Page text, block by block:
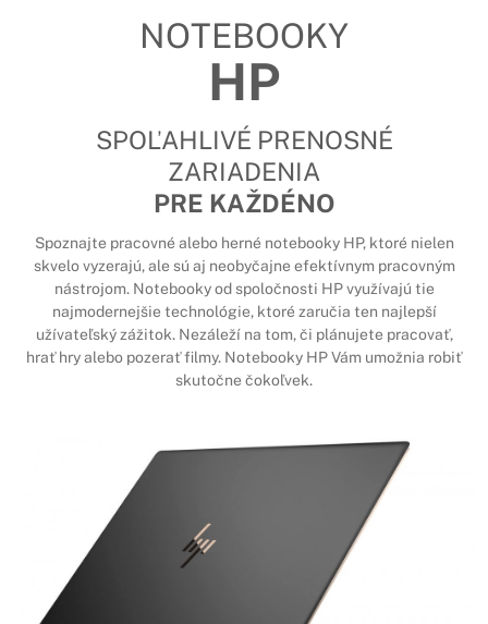
NOTEBOOKY
HP
SPOĽAHLIVÉ PRENOSNÉ
ZARIADENIA
PRE KAŽDÉNO
Spoznajte pracovné alebo herné notebooky HP, ktoré nielen
skvelo vyzerajú, ale sú aj neobyčajne efektívnym pracovným
nástrojom. Notebooky od spoločnosti HP využívajú tie
najmodernejšie technológie, ktoré zaručia ten najlepší
užívateľský zážitok. Nezáleží na tom, či plánujete pracovať,
hrať hry alebo pozerať filmy. Notebooky HP Vám umožnia robiť
skutočne čokoľvek.